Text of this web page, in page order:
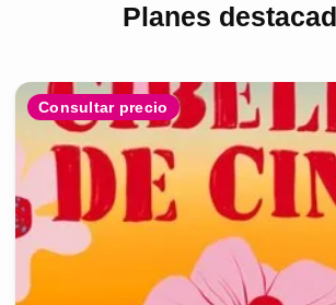
Planes
Consultar precio